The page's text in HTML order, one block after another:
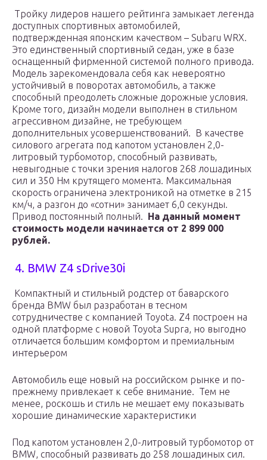
Тройку лидеров нашего рейтинга замыкает легенда
доступных спортивных автомобилей,
подтвержденная японским качеством – Subaru WRX.
Это единственный спортивный седан, уже в базе
оснащенный фирменной системой полного привода.
Модель зарекомендовала себя как невероятно
устойчивый в поворотах автомобиль, а также
способный преодолеть сложные дорожные условия.
Кроме того, дизайн модели выполнен в стильном
агрессивном дизайне, не требующем
дополнительных усовершенствований. В качестве
силового агрегата под капотом установлен 2,0-
литровый турбомотор, способный развивать,
невыгодные с точки зрения налогов 268 лошадиных
сил и 350 Нм крутящего момента. Максимальная
скорость ограничена электроникой на отметке в 215
км/ч, а разгон до «сотни» занимает 6,0 секунды.
Привод постоянный полный. На данный момент
стоимость модели начинается от 2 899 000
рублей.
4. BMW Z4 sDrive30i
Компактный и стильный родстер от баварского
бренда BMW был разработан в тесном
сотрудничестве с компанией Toyota. Z4 построен на
одной платформе с новой Toyota Supra, но выгодно
отличается большим комфортом и премиальным
интерьером
Автомобиль еще новый на российском рынке и по-
прежнему привлекает к себе внимание. Тем не
менее, роскошь и стиль не мешает ему показывать
хорошие динамические характеристики
Под капотом установлен 2,0-литровый турбомотор от
BMW, способный развивать до 258 лошадиных сил.